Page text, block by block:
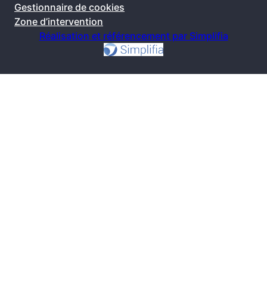
Gestionnaire de cookies
Zone d’intervention
Réalisation et référencement par Simplifia